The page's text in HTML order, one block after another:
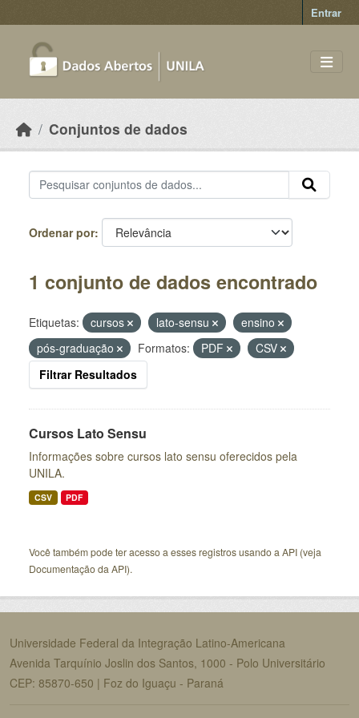
Entrar
Conjuntos de dados
Ordenar por
1 conjunto de dados encontrado
Etiquetas: cursos lato-sensu
ensino
pós-graduação
Formatos: PDF
CSV
Filtrar Resultados
Cursos Lato Sensu
Informações sobre cursos lato sensu oferecidos pela
UNILA.
CSV PDF
Você também pode ter acesso a esses registros usando a API (veja
Documentação da API).
Universidade Federal da Integração Latino-Americana
Avenida Tarquínio Joslin dos Santos, 1000 - Polo Universitário
CEP: 85870-650 | Foz do Iguaçu - Paraná